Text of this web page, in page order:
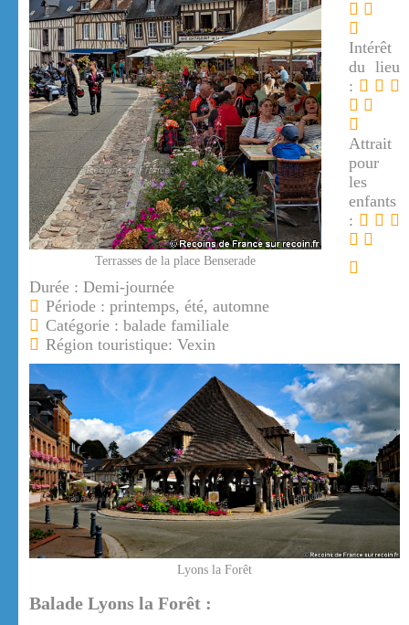
Terrasses de la place Benserade
Intérêt
du lieu
:
Attrait
pour
les
enfants
:
Durée : Demi-journée
Période : printemps, été, automne
Catégorie : balade familiale
Région touristique: Vexin
Lyons la Forêt
Balade Lyons la Forêt :